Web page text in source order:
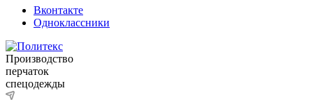
Вконтакте
Одноклассники
Производство
перчаток
спецодежды